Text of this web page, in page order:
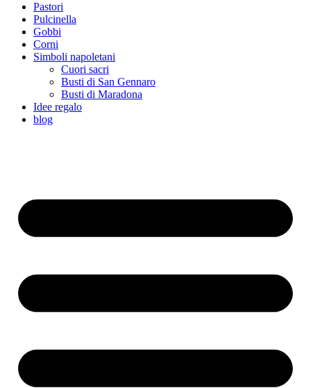
Pastori
Pulcinella
Gobbi
Corni
Simboli napoletani
Cuori sacri
Busti di San Gennaro
Busti di Maradona
Idee regalo
blog